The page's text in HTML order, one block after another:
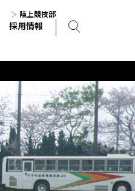
採用情報
陸上競技部